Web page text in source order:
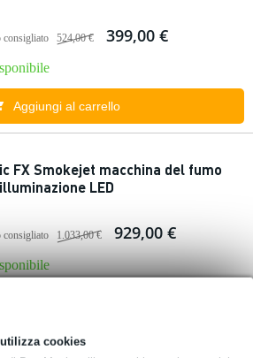
cookies
consigliato 524,00 € 399,00 €
Aggiungi al carrello
FX Smokejet macchina del fumo
LED
consigliato 1.033,00 € 929,00 €
1 Valutazione